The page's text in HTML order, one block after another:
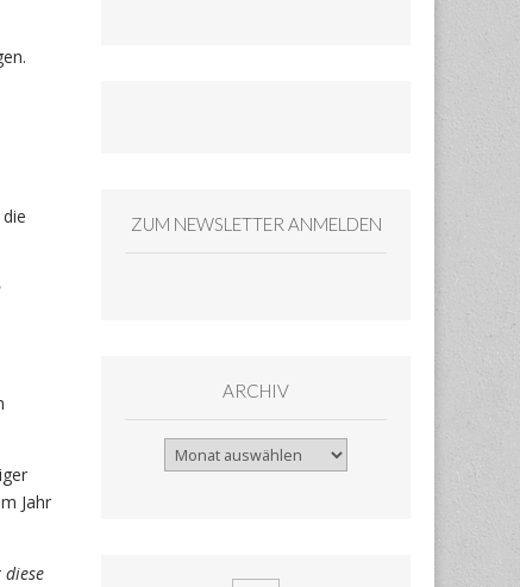
Jahr
ZUM NEWSLETTER ANMELDEN
ARCHIV
Archiv